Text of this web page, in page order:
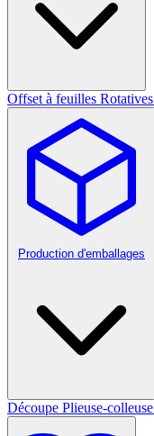
Offset à feuilles
Production d'emballages
Découpe Plieuse-colleuse